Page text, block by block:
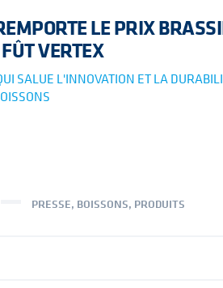
LE PRIX
VERTEX
SALUE L'INNOVATION ET LA
PRESSE, BOISSONS, PRODUITS